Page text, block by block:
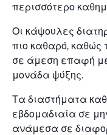
περισσότερο
Οι κάψουλες
πιο καθαρό, καθώς
σε άμεση επαφή
μονάδα ψύξης.
Τα διαστήματα
εβδομαδιαία σε
ανάμεσα σε